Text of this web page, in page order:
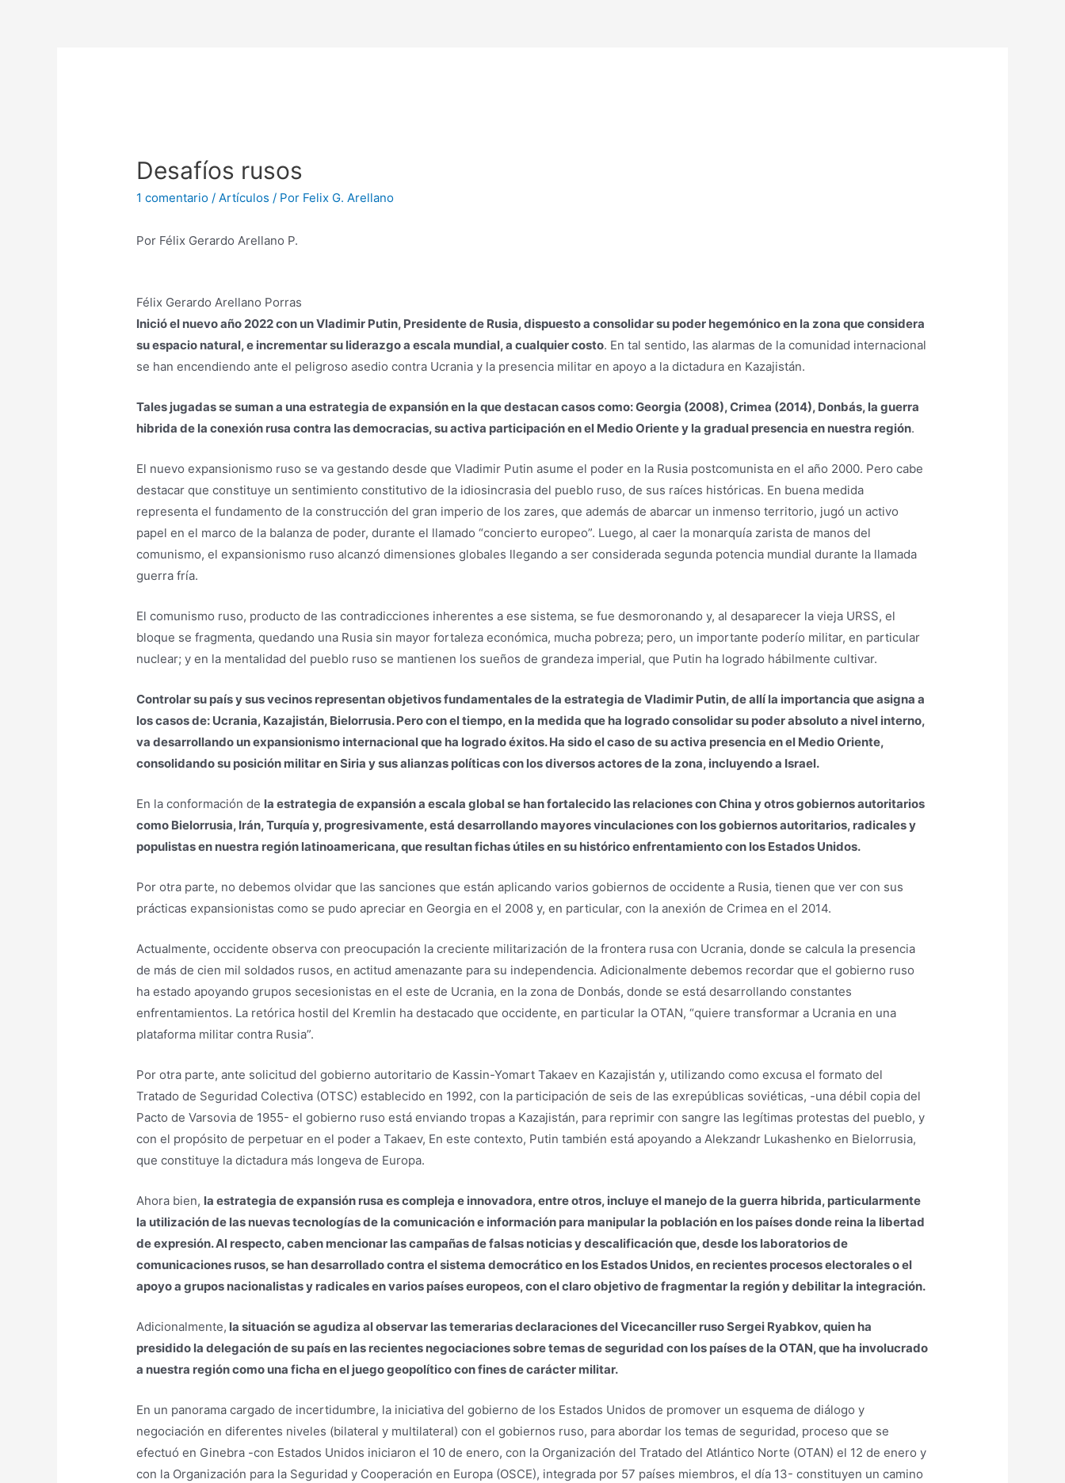
Desafíos rusos
1 comentario /Artículos / Por Felix G. Arellano
Por Félix Gerardo Arellano P.
Félix Gerardo Arellano Porras
Inició el nuevo año 2022 con un Vladimir Putin, Presidente de Rusia, dispuesto a consolidar su poder hegemónico en la zona que considera
su espacio natural, e incrementar su liderazgo a escala mundial, a cualquier costo. En tal sentido, las alarmas de la comunidad internacional
se han encendiendo ante el peligroso asedio contra Ucrania y la presencia militar en apoyo a la dictadura en Kazajistán.
Tales jugadas se suman a una estrategia de expansión en la que destacan casos como: Georgia (2008), Crimea (2014), Donbás, la guerra
hibrida de la conexión rusa contra las democracias, su activa participación en el Medio Oriente y la gradual presencia en nuestra región.
El nuevo expansionismo ruso se va gestando desde que Vladimir Putin asume el poder en la Rusia postcomunista en el año 2000. Pero cabe
destacar que constituye un sentimiento constitutivo de la idiosincrasia del pueblo ruso, de sus raíces históricas. En buena medida
representa el fundamento de la construcción del gran imperio de los zares, que además de abarcar un inmenso territorio, jugó un activo
papel en el marco de la balanza de poder, durante el llamado “concierto europeo”. Luego, al caer la monarquía zarista de manos del
comunismo, el expansionismo ruso alcanzó dimensiones globales llegando a ser considerada segunda potencia mundial durante la llamada
guerra fría.
El comunismo ruso, producto de las contradicciones inherentes a ese sistema, se fue desmoronando y, al desaparecer la vieja URSS, el
bloque se fragmenta, quedando una Rusia sin mayor fortaleza económica, mucha pobreza; pero, un importante poderío militar, en particular
nuclear; y en la mentalidad del pueblo ruso se mantienen los sueños de grandeza imperial, que Putin ha logrado hábilmente cultivar.
Controlar su país y sus vecinos representan objetivos fundamentales de la estrategia de Vladimir Putin, de allí la importancia que asigna a
los casos de: Ucrania, Kazajistán, Bielorrusia. Pero con el tiempo, en la medida que ha logrado consolidar su poder absoluto a nivel interno,
va desarrollando un expansionismo internacional que ha logrado éxitos. Ha sido el caso de su activa presencia en el Medio Oriente,
consolidando su posición militar en Siria y sus alianzas políticas con los diversos actores de la zona, incluyendo a Israel.
En la conformación de la estrategia de expansión a escala global se han fortalecido las relaciones con China y otros gobiernos autoritarios
como Bielorrusia, Irán, Turquía y, progresivamente, está desarrollando mayores vinculaciones con los gobiernos autoritarios, radicales y
populistas en nuestra región latinoamericana, que resultan fichas útiles en su histórico enfrentamiento con los Estados Unidos.
Por otra parte, no debemos olvidar que las sanciones que están aplicando varios gobiernos de occidente a Rusia, tienen que ver con sus
prácticas expansionistas como se pudo apreciar en Georgia en el 2008 y, en particular, con la anexión de Crimea en el 2014.
Actualmente, occidente observa con preocupación la creciente militarización de la frontera rusa con Ucrania, donde se calcula la presencia
de más de cien mil soldados rusos, en actitud amenazante para su independencia. Adicionalmente debemos recordar que el gobierno ruso
ha estado apoyando grupos secesionistas en el este de Ucrania, en la zona de Donbás, donde se está desarrollando constantes
enfrentamientos. La retórica hostil del Kremlin ha destacado que occidente, en particular la OTAN, “quiere transformar a Ucrania en una
plataforma militar contra Rusia”.
Por otra parte, ante solicitud del gobierno autoritario de Kassin-Yomart Takaev en Kazajistán y, utilizando como excusa el formato del
Tratado de Seguridad Colectiva (OTSC) establecido en 1992, con la participación de seis de las exrepúblicas soviéticas, -una débil copia del
Pacto de Varsovia de 1955- el gobierno ruso está enviando tropas a Kazajistán, para reprimir con sangre las legítimas protestas del pueblo, y
con el propósito de perpetuar en el poder a Takaev, En este contexto, Putin también está apoyando a Alekzandr Lukashenko en Bielorrusia,
que constituye la dictadura más longeva de Europa.
Ahora bien, la estrategia de expansión rusa es compleja e innovadora, entre otros, incluye el manejo de la guerra hibrida, particularmente
la utilización de las nuevas tecnologías de la comunicación e información para manipular la población en los países donde reina la libertad
de expresión. Al respecto, caben mencionar las campañas de falsas noticias y descalificación que, desde los laboratorios de
comunicaciones rusos, se han desarrollado contra el sistema democrático en los Estados Unidos, en recientes procesos electorales o el
apoyo a grupos nacionalistas y radicales en varios países europeos, con el claro objetivo de fragmentar la región y debilitar la integración.
Adicionalmente, la situación se agudiza al observar las temerarias declaraciones del Vicecanciller ruso Sergei Ryabkov, quien ha
presidido la delegación de su país en las recientes negociaciones sobre temas de seguridad con los países de la OTAN, que ha involucrado
a nuestra región como una ficha en el juego geopolítico con fines de carácter militar.
En un panorama cargado de incertidumbre, la iniciativa del gobierno de los Estados Unidos de promover un esquema de diálogo y
negociación en diferentes niveles (bilateral y multilateral) con el gobiernos ruso, para abordar los temas de seguridad, proceso que se
efectuó en Ginebra -con Estados Unidos iniciaron el 10 de enero, con la Organización del Tratado del Atlántico Norte (OTAN) el 12 de enero y
con la Organización para la Seguridad y Cooperación en Europa (OSCE), integrada por 57 países miembros, el día 13- constituyen un camino